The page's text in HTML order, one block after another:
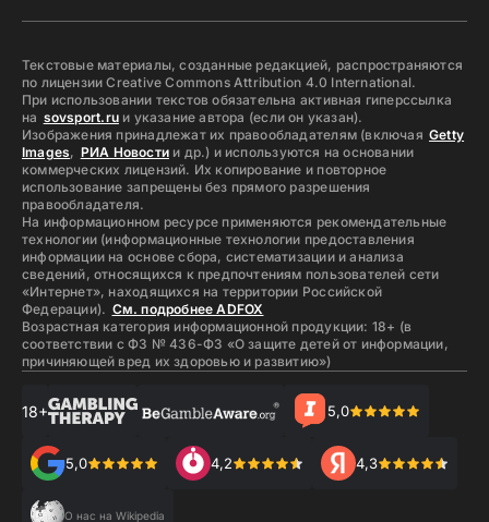
Текстовые материалы, созданные редакцией, распространяются
по лицензии Creative Commons Attribution 4.0 International.
При использовании текстов обязательна активная гиперссылка
на sovsport.ruи указание автора (если он указан).
Изображения принадлежат их правообладателям (включая Getty
Images, РИА Новости и др.) и используются на основании
коммерческих лицензий. Их копирование и повторное
использование запрещены без прямого разрешения
правообладателя.
На информационном ресурсе применяются рекомендательные
технологии (информационные технологии предоставления
информации на основе сбора, систематизации и анализа
сведений, относящихся к предпочтениям пользователей сети
«Интернет», находящихся на территории Российской
Федерации). См. подробнее ADFOX
Возрастная категория информационной продукции: 18+ (в
соответствии с ФЗ № 436-ФЗ «О защите детей от информации,
причиняющей вред их здоровью и развитию»)
18+ 5,0
5,0 4,2 4,3
О нас на Wikipedia